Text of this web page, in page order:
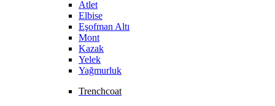
Atlet
Elbise
Eşofman Altı
Mont
Kazak
Yelek
Yağmurluk
Trenchcoat